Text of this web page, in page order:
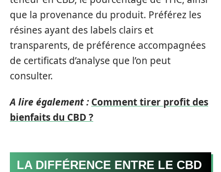
que la provenance du produit. Préférez les
résines ayant des labels clairs et
transparents, de préférence accompagnées
de certificats d’analyse que l’on peut
consulter.
A lire également : Comment tirer profit des
bienfaits du CBD ?
LA DIFFÉRENCE ENTRE LE CBD